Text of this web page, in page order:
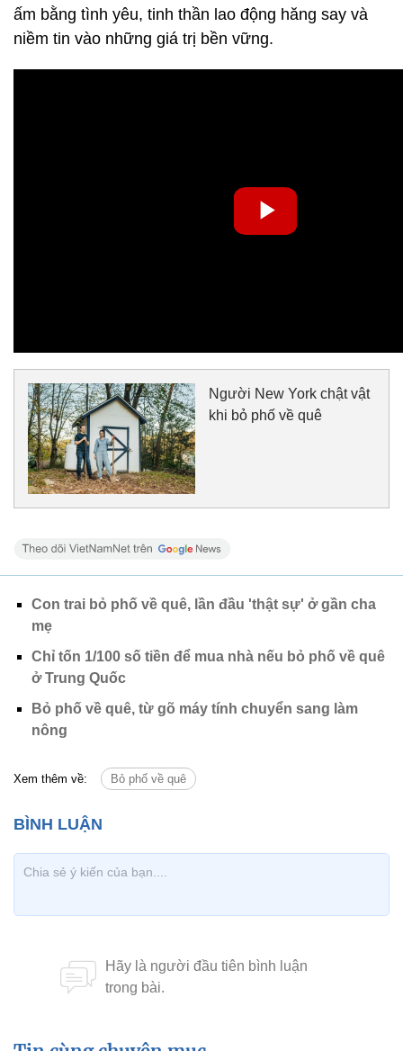
ấm bằng tình yêu, tinh thần lao động hăng say và
niềm tin vào những giá trị bền vững.
Người New York chật vật
khi bỏ phố về quê
Con trai bỏ phố về quê, lần đầu 'thật sự' ở gần cha
mẹ
Chỉ tốn 1/100 số tiền để mua nhà nếu bỏ phố về quê
ở Trung Quốc
Bỏ phố về quê, từ gõ máy tính chuyển sang làm
nông
Xem thêm về: Bỏ phố về quê